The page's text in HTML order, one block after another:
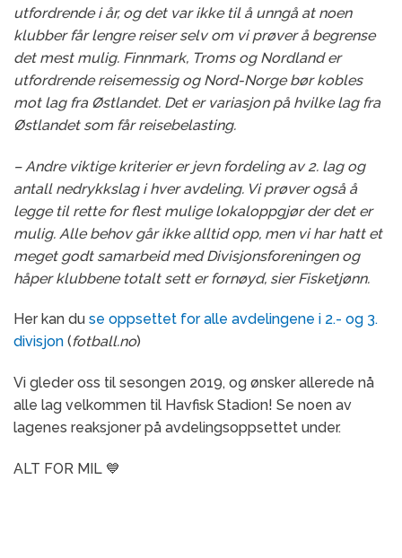
utfordrende i år, og det var ikke til å unngå at noen
klubber får lengre reiser selv om vi prøver å begrense
det mest mulig. Finnmark, Troms og Nordland er
utfordrende reisemessig og Nord-Norge bør kobles
mot lag fra Østlandet. Det er variasjon på hvilke lag fra
Østlandet som får reisebelasting.
– Andre viktige kriterier er jevn fordeling av 2. lag og
antall nedrykkslag i hver avdeling. Vi prøver også å
legge til rette for flest mulige lokaloppgjør der det er
mulig. Alle behov går ikke alltid opp, men vi har hatt et
meget godt samarbeid med Divisjonsforeningen og
håper klubbene totalt sett er fornøyd, sier Fisketjønn.
Her kan du se oppsettet for alle avdelingene i 2.- og 3.
divisjon (fotball.no)
Vi gleder oss til sesongen 2019, og ønsker allerede nå
alle lag velkommen til Havfisk Stadion! Se noen av
lagenes reaksjoner på avdelingsoppsettet under.
ALT FOR MIL 💙